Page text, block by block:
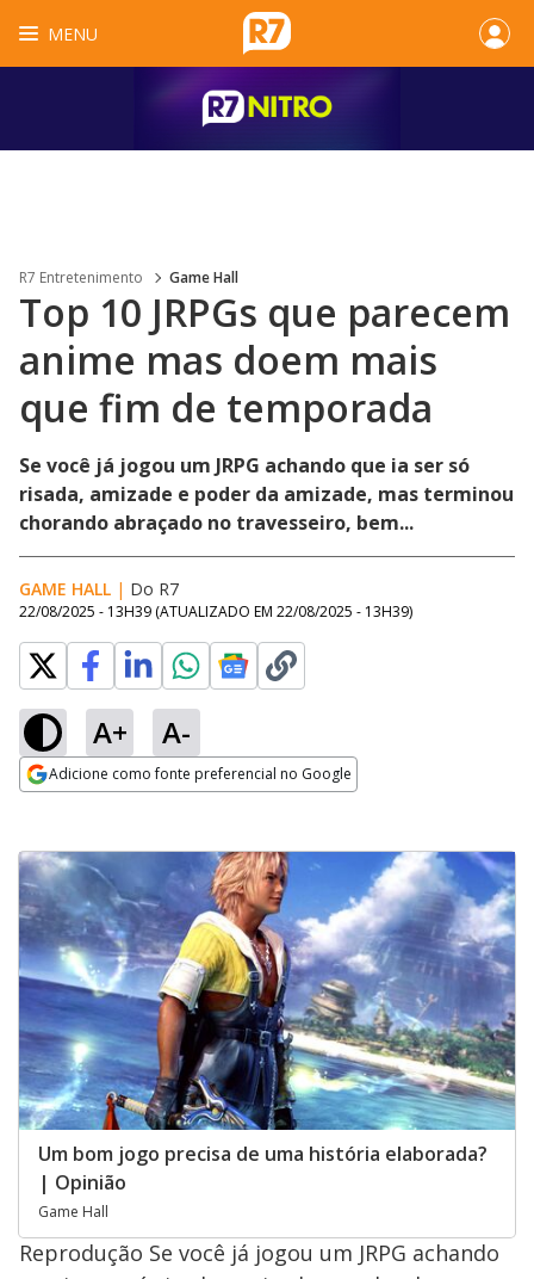
MENU
R7 Entretenimento Game Hall
Top 10 JRPGs que parecem
anime mas doem mais
que fim de temporada
Se você já jogou um JRPG achando que ia ser só
risada, amizade e poder da amizade, mas terminou
chorando abraçado no travesseiro, bem...
GAME HALL | Do R7
22/08/2025 - 13H39 (ATUALIZADO EM 22/08/2025 - 13H39)
A+ A-
Adicione como fonte preferencial no Google
Um bom jogo precisa de uma história elaborada?
| Opinião
Game Hall
Reprodução Se você já jogou um JRPG achando